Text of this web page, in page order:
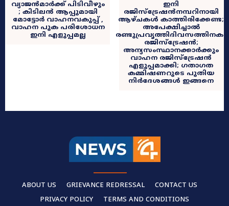
വ്യാജൻമാർക്ക് പിടിവീഴും
; കിടിലൻ ആപ്പുമായി
മോട്ടോർ വാഹനവകുപ്പ് ,
വാഹന പുക പരിശോധന
ഇനി എളുപ്പമല്ല
ഇനി
രജിസ്ട്രേഷന്‍നമ്പറിനായി
ആഴ്ചകൾ കാത്തിരിക്കേണ്ട;
അപേക്ഷിച്ചാൽ
രണ്ടുപ്രവൃത്തിദിവസത്തിനകം
രജിസ്ട്രേഷൻ;
അന്യസംസ്ഥാനക്കാർക്കും
വാഹന രജിസ്ട്രേഷൻ
എളുപ്പമാക്കി; ഗതാഗത
കമ്മിഷണറുടെ പുതിയ
നിർദേശങ്ങൾ ഇങ്ങനെ
ABOUT US GRIEVANCE REDRESSAL
CONTACT US
PRIVACY POLICY
TERMS AND CONDITIONS